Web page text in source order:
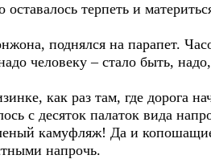
терпеть и
поднялся на парапет.
человеку – стало быть,
как раз там, где дорога
с десяток палаток вида
камуфляж! Да и
напрочь.